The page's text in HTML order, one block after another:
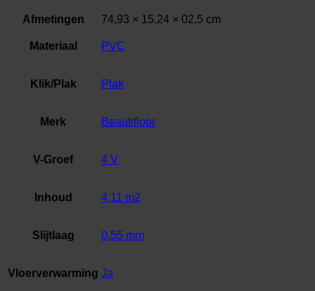
Afmetingen 74,93 × 15,24 × 02,5 cm
Materiaal PVC
Klik/Plak Plak
Merk Beautifloor
V-Groef 4 V
Inhoud 4,11 m2
Slijtlaag 0,55 mm
Vloerverwarming Ja